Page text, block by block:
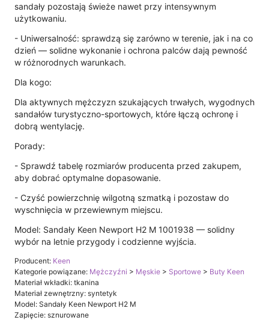
sandały pozostają świeże nawet przy intensywnym
użytkowaniu.
- Uniwersalność: sprawdzą się zarówno w terenie, jak i na co
dzień — solidne wykonanie i ochrona palców dają pewność
w różnorodnych warunkach.
Dla kogo:
Dla aktywnych mężczyzn szukających trwałych, wygodnych
sandałów turystyczno-sportowych, które łączą ochronę i
dobrą wentylację.
Porady:
- Sprawdź tabelę rozmiarów producenta przed zakupem,
aby dobrać optymalne dopasowanie.
- Czyść powierzchnię wilgotną szmatką i pozostaw do
wyschnięcia w przewiewnym miejscu.
Model: Sandały Keen Newport H2 M 1001938 — solidny
wybór na letnie przygody i codzienne wyjścia.
Producent: Keen
Kategorie powiązane: Mężczyźni > Męskie > Sportowe > Buty Keen
Materiał wkładki: tkanina
Materiał zewnętrzny: syntetyk
Model: Sandały Keen Newport H2 M
Zapięcie: sznurowane